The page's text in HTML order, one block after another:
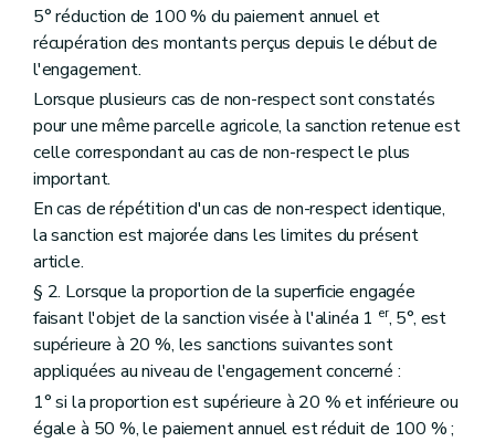
5° réduction de 100 % du paiement annuel et
récupération des montants perçus depuis le début de
l'engagement.
Lorsque plusieurs cas de non-respect sont constatés
pour une même parcelle agricole, la sanction retenue est
celle correspondant au cas de non-respect le plus
important.
En cas de répétition d'un cas de non-respect identique,
la sanction est majorée dans les limites du présent
article.
§ 2. Lorsque la proportion de la superficie engagée
faisant l'objet de la sanction visée à l'alinéa 1 er, 5°, est
supérieure à 20 %, les sanctions suivantes sont
appliquées au niveau de l'engagement concerné :
1° si la proportion est supérieure à 20 % et inférieure ou
égale à 50 %, le paiement annuel est réduit de 100 % ;